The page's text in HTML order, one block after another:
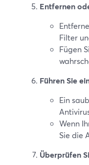
Entfernen
Filter
Fügen
Führen Sie
Ein
Wenn
Sie die
Überprüfen